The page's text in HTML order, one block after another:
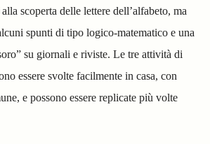
scoperta delle lettere dell’alfabeto, ma
spunti di tipo logico-matematico e una
su giornali e riviste. Le tre attività di
essere svolte facilmente in casa, con
e possono essere replicate più volte